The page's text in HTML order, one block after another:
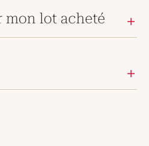
mon lot acheté